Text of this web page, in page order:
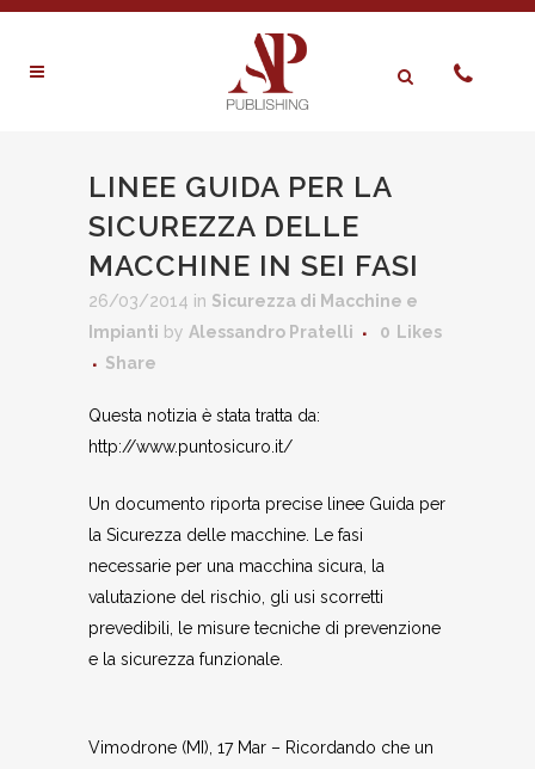
LINEE GUIDA PER LA
SICUREZZA DELLE
MACCHINE IN SEI FASI
26/03/2014 in Sicurezza di Macchine e
Impianti by Alessandro Pratelli 0 Likes
Share
Questa notizia è stata tratta da:
http://www.puntosicuro.it/
Un documento riporta precise linee Guida per
la Sicurezza delle macchine. Le fasi
necessarie per una macchina sicura, la
valutazione del rischio, gli usi scorretti
prevedibili, le misure tecniche di prevenzione
e la sicurezza funzionale.
Vimodrone (MI), 17 Mar – Ricordando che un